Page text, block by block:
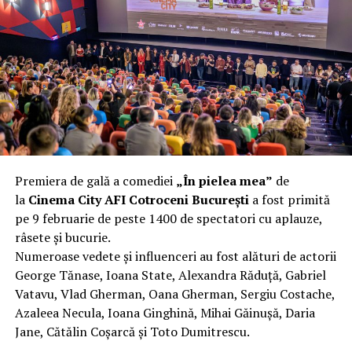
40 km/h. Nu s-a prăbușit, dar s-a deformat atât de tare
încât nu a mai putut fi pliat. Proprietarul l-a aruncat la
fier vechi a doua zi. Asta ca să fie clar de la început: nu
vorbim despre preferințe estetice, ci despre
funcționalitate reală.
Aluminiul, pe scurt: ușor,
rezistent la coroziune, dar cu
nuanțe
Aluminiul e materialul care apare primul în conversație
când cineva caută un pavilion ușor. Și pe bună dreptate.
Densitatea aluminiului e de aproximativ 2,7 g/cm³, față
de circa 7,8 g/cm³ pentru oțel. Practic, la un volum
identic, aluminiul cântărește cam o treime din greutatea
oțelului. Pentru oricine transportă, montează și
demontează frecvent o structură, diferența asta se
Premiera de gală a comediei „În pielea mea” de
la Cinema City AFI Cotroceni Bucureștia fost primită
pe 9 februarie de peste 1400 de spectatori cu aplauze,
râsete și bucurie.
Numeroase vedete și influenceri au fost alături de actorii
George Tănase, Ioana State, Alexandra Răduță, Gabriel
Vatavu, Vlad Gherman, Oana Gherman, Sergiu Costache,
Azaleea Necula, Ioana Ginghină, Mihai Găinușă, Daria
Jane, Cătălin Coșarcă și Toto Dumitrescu.